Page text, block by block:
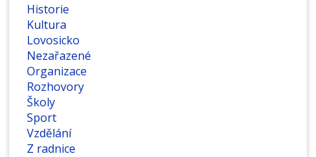
Historie
Kultura
Lovosicko
Nezařazené
Organizace
Rozhovory
Školy
Sport
Vzdělání
Z radnice